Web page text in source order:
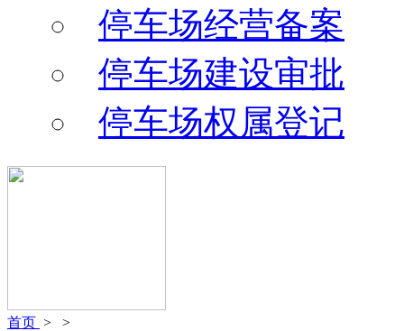
停车场经营备案
停车场建设审批
停车场权属登记
首页 > >